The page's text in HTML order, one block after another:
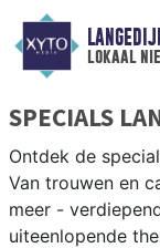
lokaal
SPECIALS
Ontdek de
Van trouwen en
meer -
uiteenlopende